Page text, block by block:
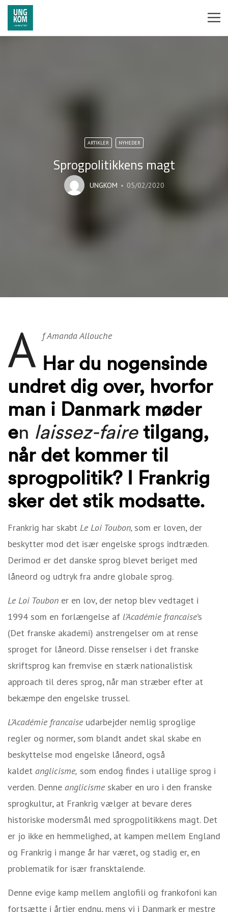
ARTIKLER NYHEDER
Sprogpolitikkens magt
UNGKOM 05/02/2020
A f Amanda Allouche
Har du nogensinde
undret dig over, hvorfor
man i Danmark møder
en laissez-fairetilgang,
når det kommer til
sprogpolitik? I Frankrig
sker det stik modsatte.
Frankrig har skabt Le Loi Toubon, som er loven, der
beskytter mod det især engelske sprogs indtræden.
Derimod er det danske sprog blevet beriget med
låneord og udtryk fra andre globale sprog.
Le Loi Toubon er en lov, der netop blev vedtaget i
1994 som en forlængelse af l’Académie francaise’s
(Det franske akademi) anstrengelser om at rense
sproget for låneord. Disse renselser i det franske
skriftsprog kan fremvise en stærk nationalistisk
approach til deres sprog, når man stræber efter at
bekæmpe den engelske trussel.
L’Académie francaise udarbejder nemlig sproglige
regler og normer, som blandt andet skal skabe en
beskyttelse mod engelske låneord, også
kaldet anglicisme, som endog findes i utallige sprog i
verden. Denne anglicisme skaber en uro i den franske
sprogkultur, at Frankrig vælger at bevare deres
historiske modersmål med sprogpolitikkens magt. Det
er jo ikke en hemmelighed, at kampen mellem England
og Frankrig i mange år har været, og stadig er, en
problematik for især fransktalende.
Denne evige kamp mellem anglofili og frankofoni kan
fortsætte i årtier endnu, mens vi i Danmark er mestre